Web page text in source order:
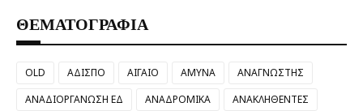
ΘΕΜΑΤΟΓΡΑΦΙΑ
OLD ΑΔΙΣΠΟ ΑΙΓΑΙΟ ΑΜΥΝΑ
ΑΝΑΓΝΩΣΤΗΣ
ΑΝΑΔΙΟΡΓΑΝΩΣΗ ΕΔ
ΑΝΑΔΡΟΜΙΚΑ
ΑΝΑΚΛΗΘΕΝΤΕΣ